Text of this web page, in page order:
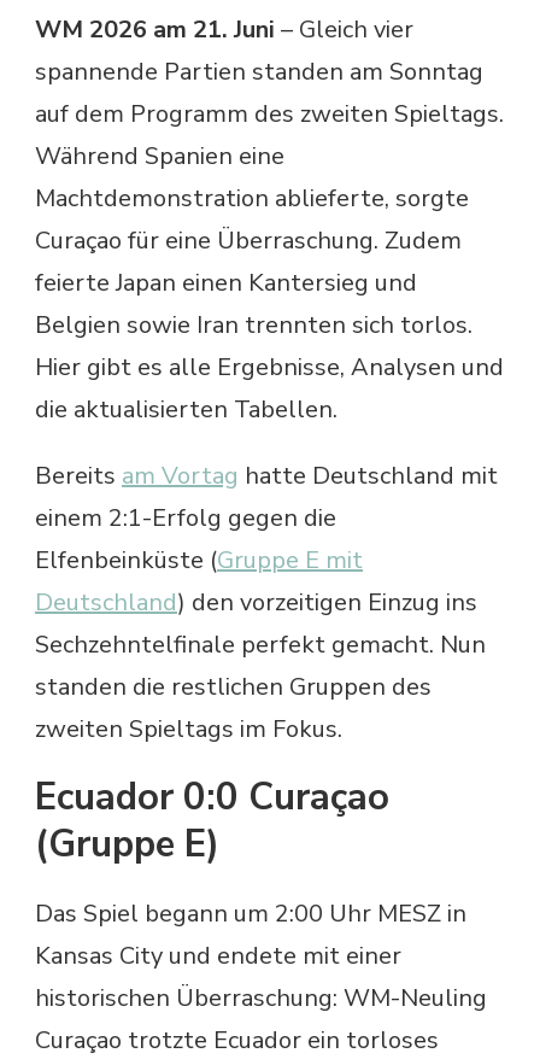
WM 2026 am 21. Juni – Gleich vier
spannende Partien standen am Sonntag
auf dem Programm des zweiten Spieltags.
Während Spanien eine
Machtdemonstration ablieferte, sorgte
Curaçao für eine Überraschung. Zudem
feierte Japan einen Kantersieg und
Belgien sowie Iran trennten sich torlos.
Hier gibt es alle Ergebnisse, Analysen und
die aktualisierten Tabellen.
Bereits am Vortag hatte Deutschland mit
einem 2:1-Erfolg gegen die
Elfenbeinküste (Gruppe E mit
Deutschland) den vorzeitigen Einzug ins
Sechzehntelfinale perfekt gemacht. Nun
standen die restlichen Gruppen des
zweiten Spieltags im Fokus.
Ecuador 0:0 Curaçao
(Gruppe E)
Das Spiel begann um 2:00 Uhr MESZ in
Kansas City und endete mit einer
historischen Überraschung: WM-Neuling
Curaçao trotzte Ecuador ein torloses